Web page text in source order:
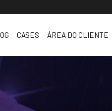
CASES ÁREA DO CLIENTE